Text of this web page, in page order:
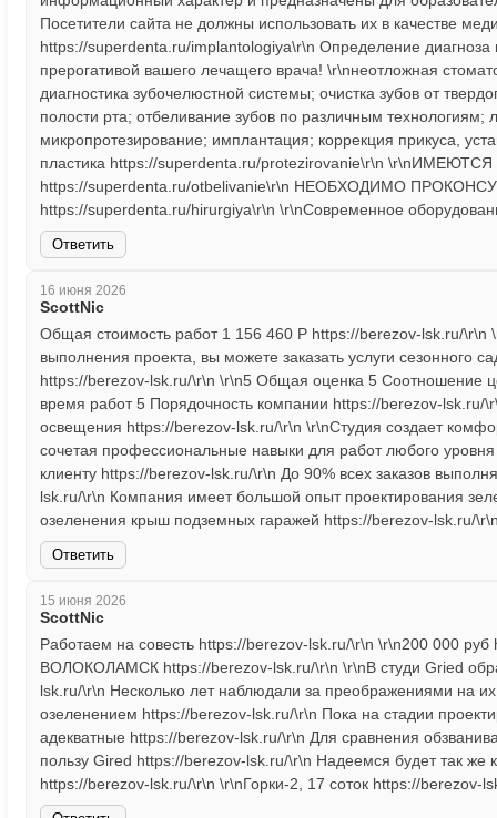
Посетители сайта не должны использовать их в качестве
https://superdenta.ru/implantologiya\r\n Определение
прерогативой вашего лечащего врача! \r\nнеотложная
диагностика зубочелюстной системы; очистка зубов от
полости рта; отбеливание зубов по различным
микропротезирование; имплантация; коррекция прикуса,
пластика https://superdenta.ru/protezirovanie\r\n
https://superdenta.ru/otbelivanie\r\n НЕОБХОДИМО
https://superdenta.ru/hirurgiya\r\n \r\nСовременное
Ответить
16 июня 2026
ScottNic
Общая стоимость работ 1 156 460 Р https://berezov-lsk.ru/\r\n
выполнения проекта, вы можете заказать услуги сезонного
https://berezov-lsk.ru/\r\n \r\n5 Общая оценка 5 Соотношение
время работ 5 Порядочность компании https://berezov-
освещения https://berezov-lsk.ru/\r\n \r\nСтудия создает
сочетая профессиональные навыки для работ любого
клиенту https://berezov-lsk.ru/\r\n До 90% всех заказов
lsk.ru/\r\n Компания имеет большой опыт проектирования
озеленения крыш подземных гаражей https://berezov-lsk.ru/
Ответить
15 июня 2026
ScottNic
Работаем на совесть https://berezov-lsk.ru/\r\n \r\n200 000
ВОЛОКОЛАМСК https://berezov-lsk.ru/\r\n \r\nВ студи Gried
lsk.ru/\r\n Несколько лет наблюдали за преображениями на
озеленением https://berezov-lsk.ru/\r\n Пока на стадии
адекватные https://berezov-lsk.ru/\r\n Для сравнения
пользу Gired https://berezov-lsk.ru/\r\n Надеемся будет так
https://berezov-lsk.ru/\r\n \r\nГорки-2, 17 соток https://berezov-